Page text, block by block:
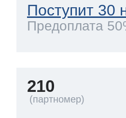
Поступит 30
Предоплата
210